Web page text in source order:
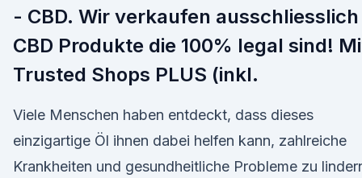
- CBD. Wir verkaufen ausschliesslich
CBD Produkte die 100% legal sind!
Trusted Shops PLUS (inkl.
Viele Menschen haben entdeckt, dass dieses
einzigartige Öl ihnen dabei helfen kann, zahlreiche
Krankheiten und gesundheitliche Probleme zu